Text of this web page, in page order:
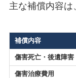
主な補償内容は
補償内容
傷害死亡・後遺障害
傷害治療費用